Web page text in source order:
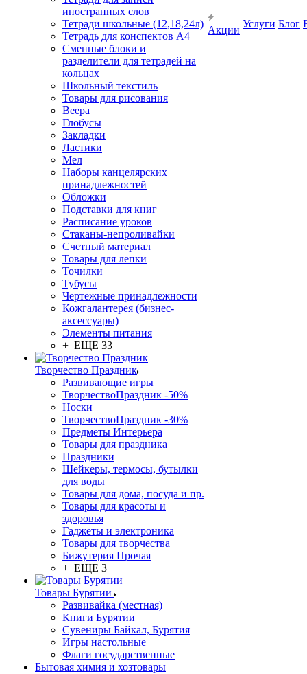
иностранных слов
Тетради школьные (12,18,24л)
Тетрадь для конспектов А4
Сменные блоки и
разделители для тетрадей на
кольцах
Школьный текстиль
Товары для рисования
Веера
Глобусы
Закладки
Ластики
Мел
Наборы канцелярских
принадлежностей
Обложки
Подставки для книг
Расписание уроков
Стаканы-непроливайки
Счетный материал
Товары для лепки
Точилки
Тубусы
Чертежные принадлежности
Кожгалантерея (бизнес-
аксессуары)
Элементы питания
+ ЕЩЕ 33
Творчество Праздник
Развивающие игры
ТворчествоПраздник -50%
Носки
ТворчествоПраздник -30%
Предметы Интерьера
Товары для праздника
Праздники
Шейкеры, термосы, бутылки
для воды
Товары для дома, посуда и пр.
Товары для красоты и
здоровья
Гаджеты и электроника
Товары для творчества
Бижутерия Прочая
+ ЕЩЕ 3
Товары Бурятии
Развивайка (местная)
Книги Бурятии
Сувениры Байкал, Бурятия
Игры настольные
Флаги государственные
Бытовая химия и хозтовары
Акции
Услуги Блог